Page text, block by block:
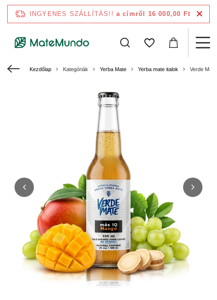
INGYENES SZÁLLÍTÁS!! a címről 16 000,00 Ft
Kezdőlap Kategóriák Yerba Mate Yerba mate italok Verde